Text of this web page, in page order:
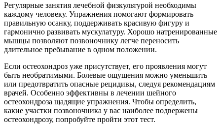
Регулярные занятия лечебной физкультурой необходимы
каждому человеку. Упражнения помогают формировать
правильную осанку, поддерживать красивую фигуру и
гармонично развивать мускулатуру. Хорошо натренированные
мышцы позволяют позвоночнику легче переносить
длительное пребывание в одном положении.
Если остеохондроз уже присутствует, его проявления могут
быть необратимыми. Болевые ощущения можно уменьшить
или предотвратить опасные рецидивы, следуя рекомендациям
врачей. Особенно эффективны в лечении шейного
остеохондроза щадящие упражнения. Чтобы определить,
какие участки позвоночника у вас наиболее подвержены
остеохондрозу, попробуйте пройти этот тест.